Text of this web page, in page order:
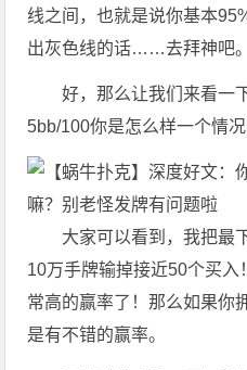
线之间，也就是说你基本
出灰色线的话……去拜神吧。
好，那么让我们来看一
5bb/100你是怎么样一个情况
大家可以看到，我把最
10万手牌输掉接近50个买
常高的赢率了！那么如果你
是有不错的赢率。